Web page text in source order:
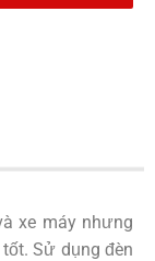
xe máy nhưng
Sử dụng đèn